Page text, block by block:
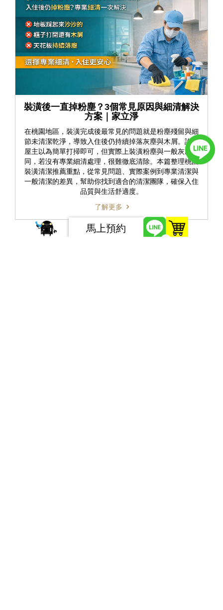
裝潢後一直掉粉塵？3個常見原因與細清解決
方案｜家立淨
在桃園地區，裝潢完成後最常見的問題就是粉塵殘留與細
節未清潔乾淨，導致入住後仍持續掉落灰塵與木屑。許多
屋主以為簡單打掃即可，但實際上裝潢粉塵與一般灰塵不
同，若沒有專業細清處理，很難徹底清除。本篇整理桃園
裝潢清潔推薦重點，從常見問題、實際案例到專業清潔與
一般清潔的差異，幫助你找到適合的清潔團隊，確保入住
品質與生活舒適度。
了解更多
馬上預約